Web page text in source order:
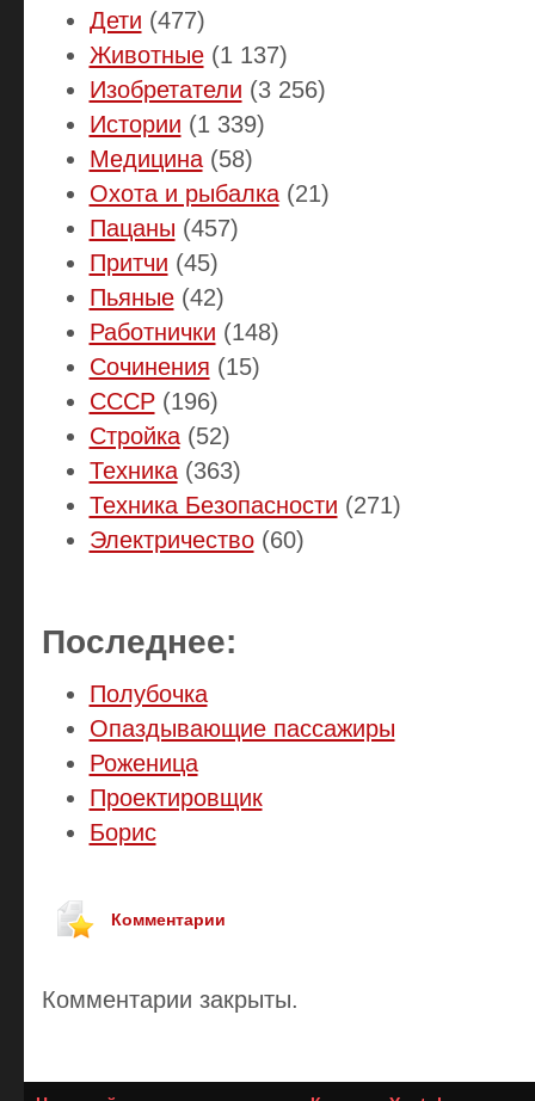
Дети (477)
Животные(1 137)
Изобретатели (3 256)
Истории (1 339)
Медицина(58)
Охота и рыбалка(21)
Пацаны (457)
Притчи (45)
Пьяные(42)
Работнички (148)
Сочинения (15)
СССР(196)
Стройка(52)
Техника(363)
Техника Безопасности (271)
Электричество(60)
Последнее:
Полубочка
Опаздывающие пассажиры
Роженица
Проектировщик
Борис
Комментарии
Комментарии закрыты.